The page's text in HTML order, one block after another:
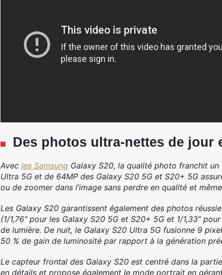
Des photos ultra-nettes de jour
Avec les Samsung Galaxy S20, la qualité photo franchit
Ultra 5G et de 64MP des Galaxy S20 5G et S20+ 5G
ou de zoomer dans l’image sans perdre en qualité et
Les Galaxy S20 garantissent également des photos
(1/1,76″ pour les Galaxy S20 5G et S20+ 5G et 1/1,33″
de lumière. De nuit, le Galaxy S20 Ultra 5G fusionne 9
50 % de gain de luminosité par rapport à la génération
Le capteur frontal des Galaxy S20 est centré dans la
en détails et propose également le mode portrait en